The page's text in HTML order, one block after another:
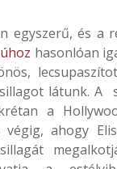
egyszerű, és a
hasonlóan
látunk. A
a
végig, ahogy